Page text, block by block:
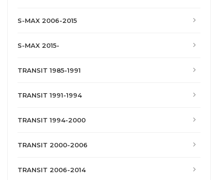
S-MAX 2006-2015
S-MAX 2015-
TRANSIT 1985-1991
TRANSIT 1991-1994
TRANSIT 1994-2000
TRANSIT 2000-2006
TRANSIT 2006-2014